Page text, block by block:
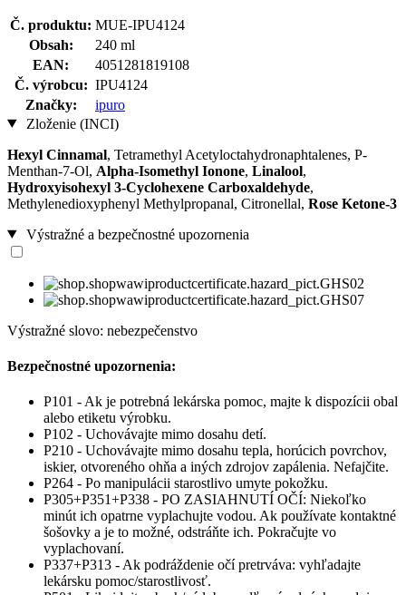
Č. produktu: MUE-IPU4124
Obsah:
240 ml
EAN:
4051281819108
Č. výrobcu: IPU4124
Značky:
ipuro
Zloženie (INCI)
Hexyl Cinnamal, Tetramethyl Acetyloctahydronaphtalenes, P-
Menthan-7-Ol, Alpha-Isomethyl Ionone, Linalool,
Hydroxyisohexyl 3-Cyclohexene Carboxaldehyde,
Methylenedioxyphenyl Methylpropanal, Citronellal, Rose Ketone-3
Výstražné a bezpečnostné upozornenia
Výstražné slovo: nebezpečenstvo
Bezpečnostné upozornenia:
P101 - Ak je potrebná lekárska pomoc, majte k dispozícii obal
alebo etiketu výrobku.
P102 - Uchovávajte mimo dosahu detí.
P210 - Uchovávajte mimo dosahu tepla, horúcich povrchov,
iskier, otvoreného ohňa a iných zdrojov zapálenia. Nefajčite.
P264 - Po manipulácii starostlivo umyte pokožku.
P305+P351+P338 - PO ZASIAHNUTÍ OČÍ: Niekoľko
minút ich opatrne vyplachujte vodou. Ak používate kontaktné
šošovky a je to možné, odstráňte ich. Pokračujte vo
vyplachovaní.
P337+P313 - Ak podráždenie očí pretrváva: vyhľadajte
lekársku pomoc/starostlivosť.